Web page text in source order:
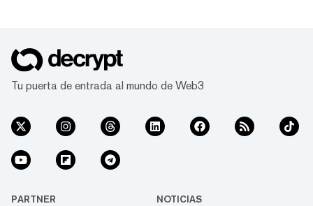
Tu puerta de entrada al mundo de Web3
PARTNER NOTICIAS